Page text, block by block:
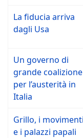
La fiducia arriva
dagli Usa
Un governo di
grande coalizione
per l’austerità in
Italia
Grillo, i
e i palazzi papali